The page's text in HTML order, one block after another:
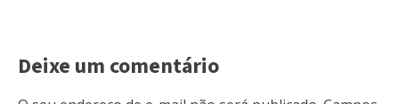
Deixe um comentário